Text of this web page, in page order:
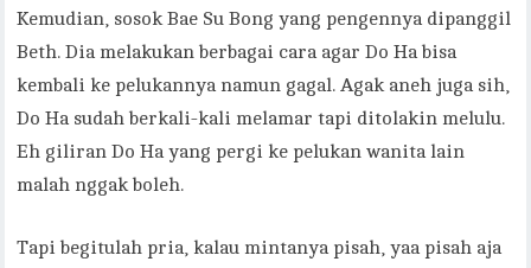
Kemudian, sosok Bae Su Bong yang pengennya dipanggil
Beth. Dia melakukan berbagai cara agar Do Ha bisa
kembali ke pelukannya namun gagal. Agak aneh juga sih,
Do Ha sudah berkali-kali melamar tapi ditolakin melulu.
Eh giliran Do Ha yang pergi ke pelukan wanita lain
malah nggak boleh.
Tapi begitulah pria, kalau mintanya pisah, yaa pisah aja